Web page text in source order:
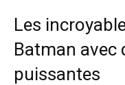
Les
Batman avec
puissantes